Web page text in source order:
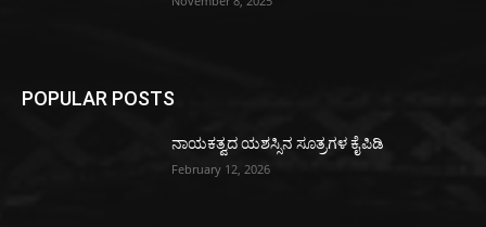
POPULAR POSTS
ನಾಯಕತ್ವದ ಯಶಸ್ಸಿನ ಸೂತ್ರಗಳ ಕೈಪಿಡಿ
February 12, 2026